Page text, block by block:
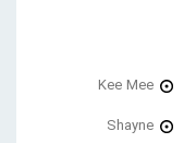
Kee Mee
Shayne